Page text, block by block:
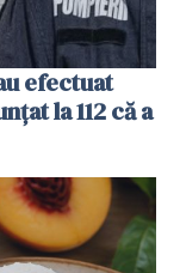
efectuat
la 112 că a